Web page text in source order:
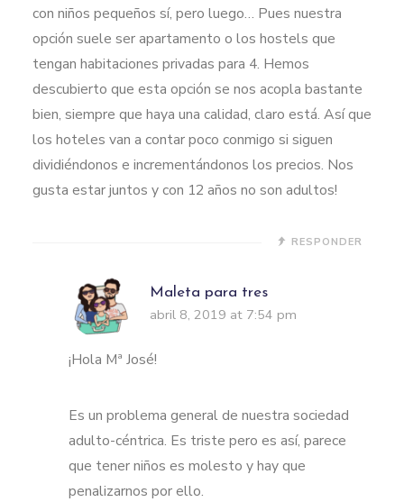
con niños pequeños sí, pero luego… Pues nuestra
opción suele ser apartamento o los hostels que
tengan habitaciones privadas para 4. Hemos
descubierto que esta opción se nos acopla bastante
bien, siempre que haya una calidad, claro está. Así que
los hoteles van a contar poco conmigo si siguen
dividiéndonos e incrementándonos los precios. Nos
gusta estar juntos y con 12 años no son adultos!
RESPONDER
Maleta para tres
abril 8, 2019 at 7:54 pm
¡Hola Mª José!
Es un problema general de nuestra sociedad
adulto-céntrica. Es triste pero es así, parece
que tener niños es molesto y hay que
penalizarnos por ello.